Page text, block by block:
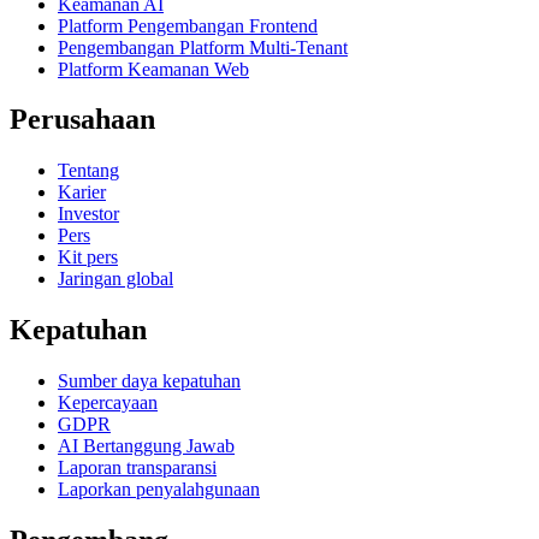
Platform Pengembangan Frontend
Pengembangan Platform Multi-Tenant
Platform Keamanan Web
Perusahaan
Tentang
Karier
Investor
Pers
Kit pers
Jaringan global
Kepatuhan
Sumber daya kepatuhan
Kepercayaan
GDPR
AI Bertanggung Jawab
Laporan transparansi
Laporkan penyalahgunaan